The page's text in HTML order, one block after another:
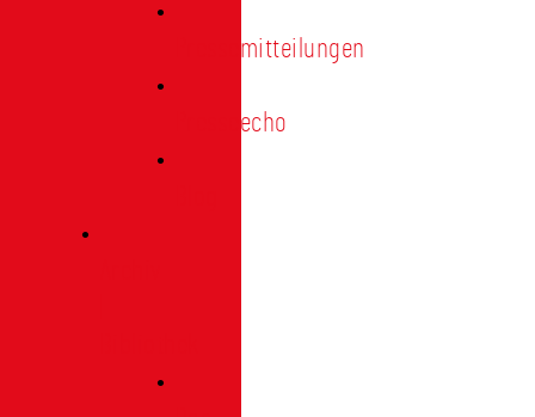
Pressemitteilungen
Presseecho